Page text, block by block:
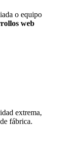
o equipo
web
extrema,
fábrica.